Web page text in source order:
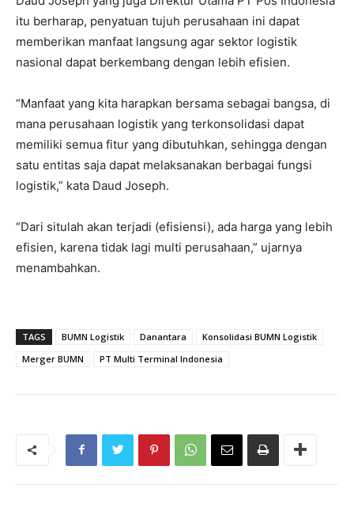
itu berharap, penyatuan tujuh perusahaan ini dapat
memberikan manfaat langsung agar sektor logistik
nasional dapat berkembang dengan lebih efisien.
“Manfaat yang kita harapkan bersama sebagai bangsa, di
mana perusahaan logistik yang terkonsolidasi dapat
memiliki semua fitur yang dibutuhkan, sehingga dengan
satu entitas saja dapat melaksanakan berbagai fungsi
logistik,” kata Daud Joseph.
“Dari situlah akan terjadi (efisiensi), ada harga yang lebih
efisien, karena tidak lagi multi perusahaan,” ujarnya
menambahkan.
TAGS BUMN Logistik Danantara
Konsolidasi BUMN Logistik
Merger BUMN
PT Multi Terminal Indonesia